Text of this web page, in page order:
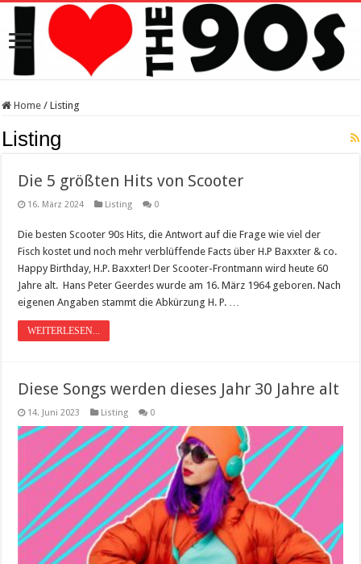
Home / Listing
Listing
Die 5 größten Hits von Scooter
16. März 2024 Listing 0
Die besten Scooter 90s Hits, die Antwort auf die Frage wie viel der
Fisch kostet und noch mehr verblüffende Facts über H.P Baxxter & co.
Happy Birthday, H.P. Baxxter! Der Scooter-Frontmann wird heute 60
Jahre alt. Hans Peter Geerdes wurde am 16. März 1964 geboren. Nach
eigenen Angaben stammt die Abkürzung H. P. …
WEITERLESEN...
Diese Songs werden dieses Jahr 30 Jahre alt
14. Juni 2023 Listing 0